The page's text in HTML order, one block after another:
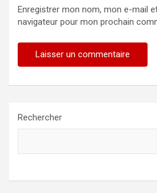
Enregistrer mon nom, mon e-mail
navigateur pour mon prochain
Rechercher